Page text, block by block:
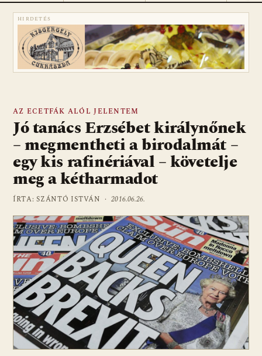
HIRDETÉS
AZ ECETFÁK ALÓL JELENTEM
Jó tanács Erzsébet királynőnek
– megmentheti a birodalmát –
egy kis rafinériával – követelje
meg a kétharmadot
ÍRTA: SZÁNTÓ ISTVÁN ·2016.06.26.